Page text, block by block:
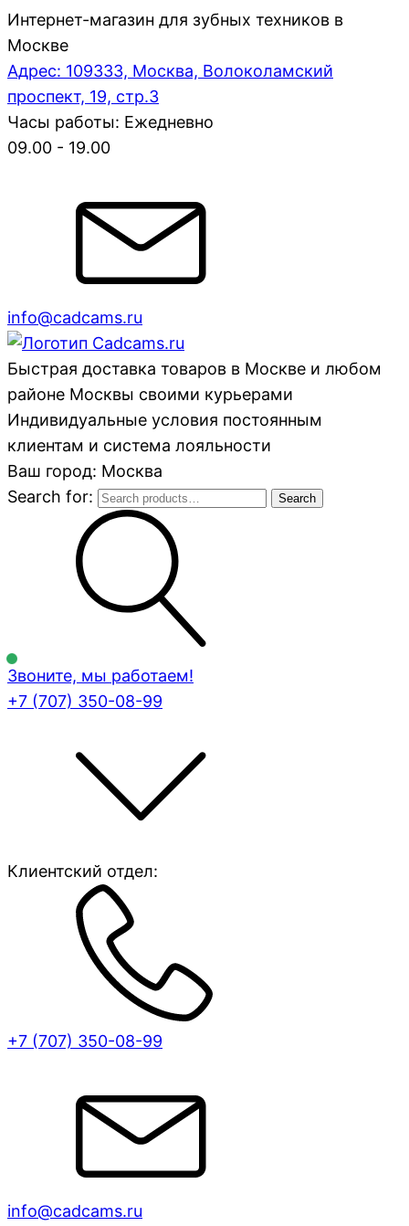
Интернет-магазин для зубных техников в
Москве
Адрес: 109333, Москва, Волоколамский
проспект, 19, стр.3
Часы работы: Ежедневно
09.00 - 19.00
info@cadcams.ru
Быстрая доставка товаров в Москве и любом
районе Москвы своими курьерами
Индивидуальные условия постоянным
клиентам и система лояльности
Ваш город: Москва
Search for:
Search
Звоните, мы работаем!
+7 (707) 350-08-99
Клиентский отдел:
+7 (707) 350-08-99
info@cadcams.ru